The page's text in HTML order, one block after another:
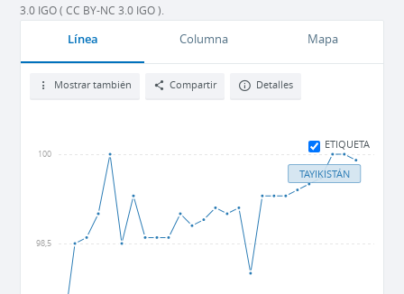
3.0 IGO ( CC BY-NC 3.0 IGO ).
Línea Columna Mapa
Mostrar también Compartir Detalles
ETIQUETA
98,5
100
TAYIKISTÁN